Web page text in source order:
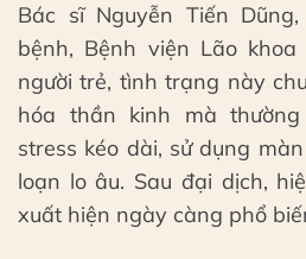
Bác sĩ Nguyễn Tiến
bệnh, Bệnh viện Lão
người trẻ, tình trạng này
hóa thần kinh mà
stress kéo dài, sử dụng
loạn lo âu. Sau đại dịch,
xuất hiện ngày càng phổ